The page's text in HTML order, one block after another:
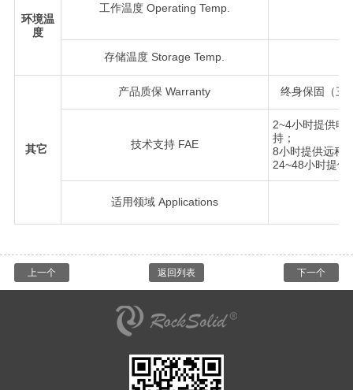
环境温
度
工作温度 Operating Temp.
存储温度 Storage Temp.
其它
产品质保 Warranty 终身保固（三
技术支持 FAE
2~4小时提供电
持；
8小时提供远程
24~48小时提供
适用领域 Applications
上一个 下一个
返回列表